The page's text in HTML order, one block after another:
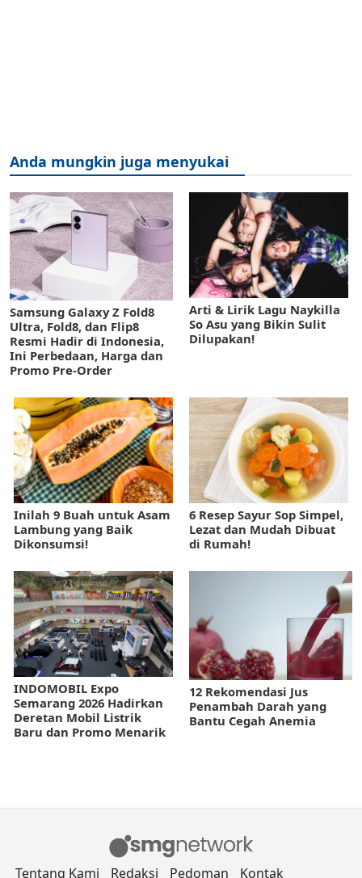
Anda mungkin juga menyukai
Samsung Galaxy Z Fold8
Ultra, Fold8, dan Flip8
Resmi Hadir di Indonesia,
Ini Perbedaan, Harga dan
Promo Pre-Order
Arti & Lirik Lagu Naykilla
So Asu yang Bikin Sulit
Dilupakan!
Inilah 9 Buah untuk Asam
Lambung yang Baik
Dikonsumsi!
6 Resep Sayur Sop Simpel,
Lezat dan Mudah Dibuat
di Rumah!
INDOMOBIL Expo
Semarang 2026 Hadirkan
Deretan Mobil Listrik
Baru dan Promo Menarik
12 Rekomendasi Jus
Penambah Darah yang
Bantu Cegah Anemia
Tentang Kami Redaksi Pedoman Kontak